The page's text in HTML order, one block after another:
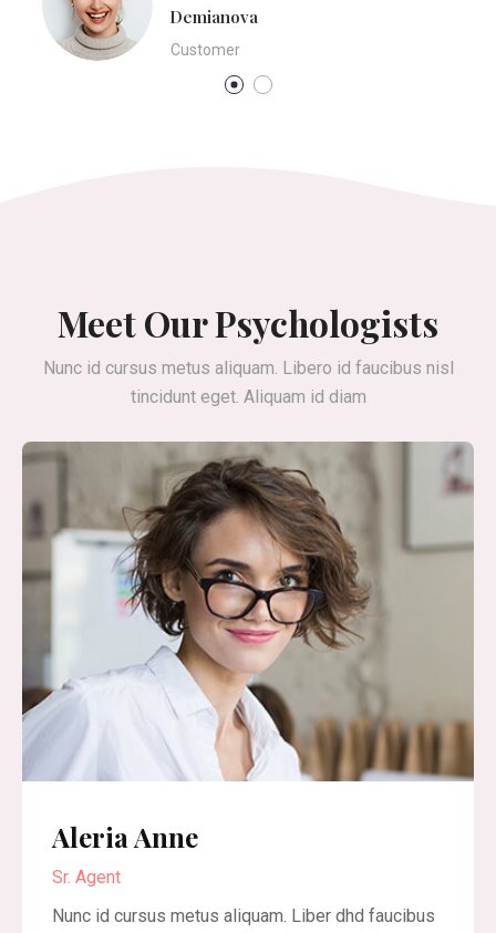
Demianova
Customer
Meet Our Psychologists
Nunc id cursus metus aliquam. Libero id faucibus nisl
tincidunt eget. Aliquam id diam
Aleria Anne
Sr. Agent
Nunc id cursus metus aliquam. Liber dhd faucibus